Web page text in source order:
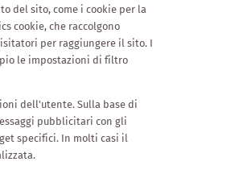
del sito, come i cookie per la
cookie, che raccolgono
per raggiungere il sito. I
le impostazioni di filtro
dell'utente. Sulla base di
pubblicitari con gli
specifici. In molti casi il